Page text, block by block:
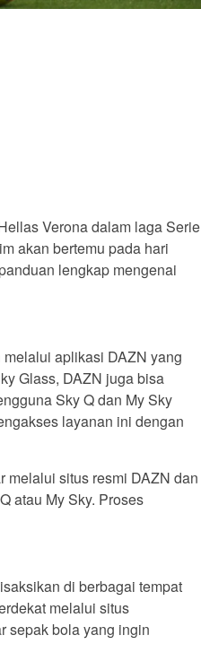
Verona dalam laga Serie
akan bertemu pada hari
lengkap mengenai
aplikasi DAZN yang
Glass, DAZN juga bisa
Sky Q dan My Sky
layanan ini dengan
melalui situs resmi DAZN dan
atau My Sky. Proses
di berbagai tempat
sepak bola yang ingin